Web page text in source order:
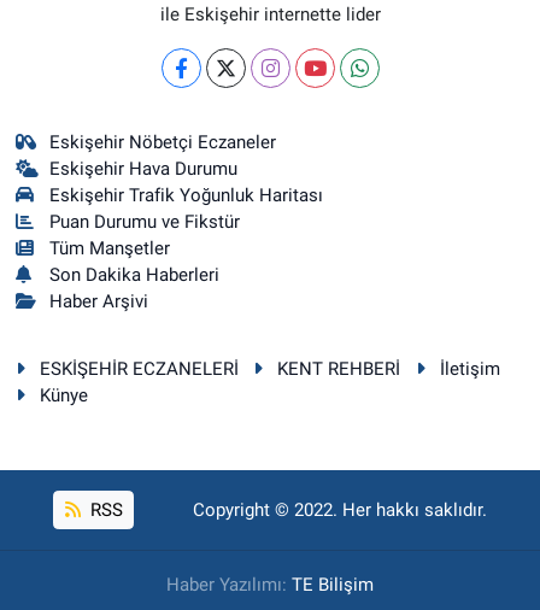
ile Eskişehir internette lider
Eskişehir Nöbetçi Eczaneler
Eskişehir Hava Durumu
Eskişehir Trafik Yoğunluk Haritası
Puan Durumu ve Fikstür
Tüm Manşetler
Son Dakika Haberleri
Haber Arşivi
ESKİŞEHİR ECZANELERİ KENT REHBERİ
İletişim
Künye
RSS Copyright © 2022. Her hakkı saklıdır.
Haber Yazılımı: TE Bilişim